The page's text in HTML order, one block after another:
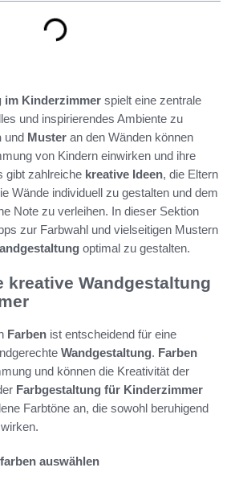
im Kinderzimmer spielt eine zentrale
und inspirierendes Ambiente zu
und Muster an den Wänden können
von Kindern einwirken und ihre
gibt zahlreiche kreative Ideen, die Eltern
Wände individuell zu gestalten und dem
Note zu verleihen. In dieser Sektion
zur Farbwahl und vielseitigen Mustern
optimal zu gestalten.
kreative Wandgestaltung
Farben ist entscheidend für eine
Wandgestaltung. Farben
und können die Kreativität der
Farbgestaltung für Kinderzimmer
Farbtöne an, die sowohl beruhigend
auswählen